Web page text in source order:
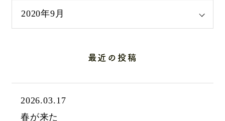
2020年9月
最近の投稿
2026.03.17
春が来た